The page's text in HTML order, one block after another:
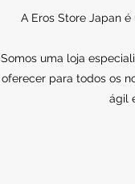
A Eros Store Japan
Somos uma loja
oferecer para todos os
ágil